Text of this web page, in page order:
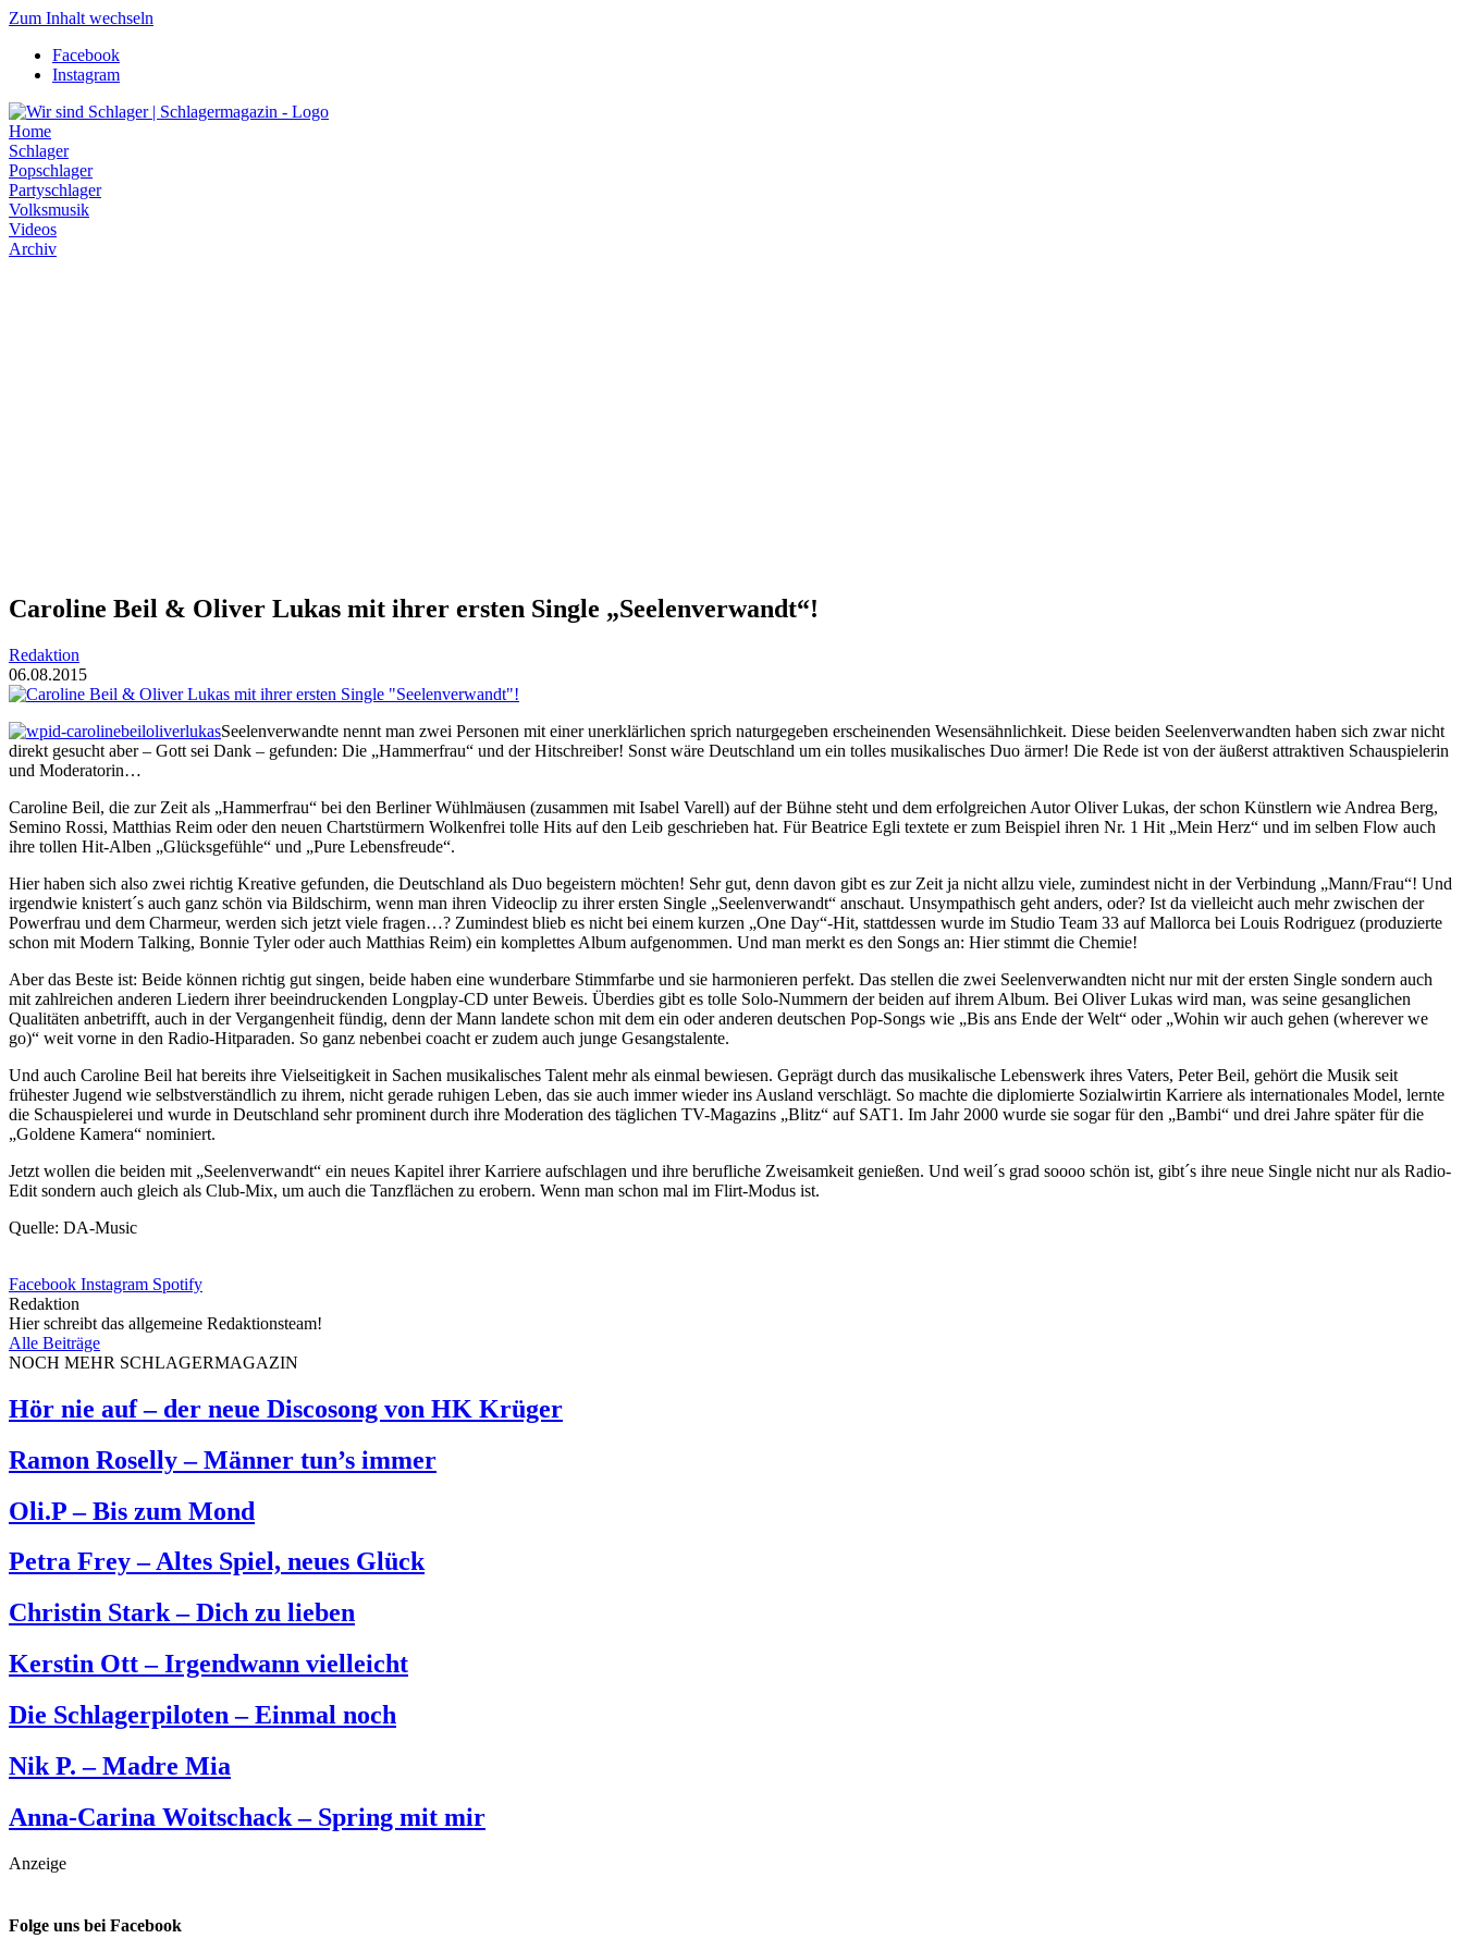
Zum Inhalt wechseln
Facebook
Instagram
Home
Schlager
Popschlager
Partyschlager
Volksmusik
Videos
Archiv
Caroline Beil & Oliver Lukas mit ihrer ersten Single „Seelenverwandt“!
Redaktion
06.08.2015
Seelenverwandte nennt man zwei Personen mit einer unerklärlichen sprich naturgegeben erscheinenden Wesensähnlichkeit. Diese beiden Seelenverwandten haben sich zwar nicht
direkt gesucht aber – Gott sei Dank – gefunden: Die „Hammerfrau“ und der Hitschreiber! Sonst wäre Deutschland um ein tolles musikalisches Duo ärmer! Die Rede ist von der äußerst attraktiven Schauspielerin
und Moderatorin…
Caroline Beil, die zur Zeit als „Hammerfrau“ bei den Berliner Wühlmäusen (zusammen mit Isabel Varell) auf der Bühne steht und dem erfolgreichen Autor Oliver Lukas, der schon Künstlern wie Andrea Berg,
Semino Rossi, Matthias Reim oder den neuen Chartstürmern Wolkenfrei tolle Hits auf den Leib geschrieben hat. Für Beatrice Egli textete er zum Beispiel ihren Nr. 1 Hit „Mein Herz“ und im selben Flow auch
ihre tollen Hit-Alben „Glücksgefühle“ und „Pure Lebensfreude“.
Hier haben sich also zwei richtig Kreative gefunden, die Deutschland als Duo begeistern möchten! Sehr gut, denn davon gibt es zur Zeit ja nicht allzu viele, zumindest nicht in der Verbindung „Mann/Frau“! Und
irgendwie knistert´s auch ganz schön via Bildschirm, wenn man ihren Videoclip zu ihrer ersten Single „Seelenverwandt“ anschaut. Unsympathisch geht anders, oder? Ist da vielleicht auch mehr zwischen der
Powerfrau und dem Charmeur, werden sich jetzt viele fragen…? Zumindest blieb es nicht bei einem kurzen „One Day“-Hit, stattdessen wurde im Studio Team 33 auf Mallorca bei Louis Rodriguez (produzierte
schon mit Modern Talking, Bonnie Tyler oder auch Matthias Reim) ein komplettes Album aufgenommen. Und man merkt es den Songs an: Hier stimmt die Chemie!
Aber das Beste ist: Beide können richtig gut singen, beide haben eine wunderbare Stimmfarbe und sie harmonieren perfekt. Das stellen die zwei Seelenverwandten nicht nur mit der ersten Single sondern auch
mit zahlreichen anderen Liedern ihrer beeindruckenden Longplay-CD unter Beweis. Überdies gibt es tolle Solo-Nummern der beiden auf ihrem Album. Bei Oliver Lukas wird man, was seine gesanglichen
Qualitäten anbetrifft, auch in der Vergangenheit fündig, denn der Mann landete schon mit dem ein oder anderen deutschen Pop-Songs wie „Bis ans Ende der Welt“ oder „Wohin wir auch gehen (wherever we
go)“ weit vorne in den Radio-Hitparaden. So ganz nebenbei coacht er zudem auch junge Gesangstalente.
Und auch Caroline Beil hat bereits ihre Vielseitigkeit in Sachen musikalisches Talent mehr als einmal bewiesen. Geprägt durch das musikalische Lebenswerk ihres Vaters, Peter Beil, gehört die Musik seit
frühester Jugend wie selbstverständlich zu ihrem, nicht gerade ruhigen Leben, das sie auch immer wieder ins Ausland verschlägt. So machte die diplomierte Sozialwirtin Karriere als internationales Model, lernte
die Schauspielerei und wurde in Deutschland sehr prominent durch ihre Moderation des täglichen TV-Magazins „Blitz“ auf SAT1. Im Jahr 2000 wurde sie sogar für den „Bambi“ und drei Jahre später für die
„Goldene Kamera“ nominiert.
Jetzt wollen die beiden mit „Seelenverwandt“ ein neues Kapitel ihrer Karriere aufschlagen und ihre berufliche Zweisamkeit genießen. Und weil´s grad soooo schön ist, gibt´s ihre neue Single nicht nur als Radio-
Edit sondern auch gleich als Club-Mix, um auch die Tanzflächen zu erobern. Wenn man schon mal im Flirt-Modus ist.
Quelle: DA-Music
Facebook Instagram Spotify
Redaktion
Hier schreibt das allgemeine Redaktionsteam!
Alle Beiträge
NOCH MEHR SCHLAGERMAGAZIN
Hör nie auf – der neue Discosong von HK Krüger
Ramon Roselly – Männer tun’s immer
Oli.P – Bis zum Mond
Petra Frey – Altes Spiel, neues Glück
Christin Stark – Dich zu lieben
Kerstin Ott – Irgendwann vielleicht
Die Schlagerpiloten – Einmal noch
Nik P. – Madre Mia
Anna-Carina Woitschack – Spring mit mir
Anzeige
Folge uns bei Facebook